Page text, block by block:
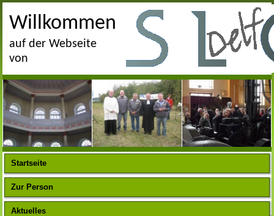
Willkommen
auf der Webseite
von
Startseite
Zur Person
Aktuelles